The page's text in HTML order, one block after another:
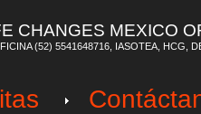
CHANGES MEXICO
(52) 5541648716, IASOTEA, HCG,